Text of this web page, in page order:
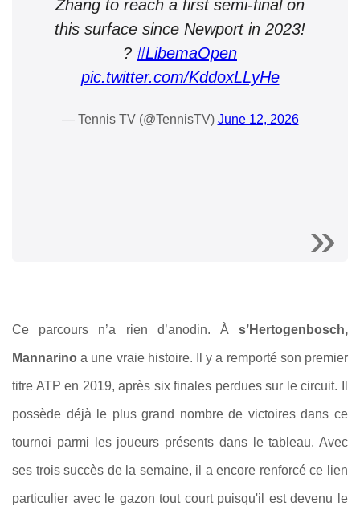
Zhang to reach a first semi-final on
this surface since Newport in 2023!
? #LibemaOpen
pic.twitter.com/KddoxLLyHe
— Tennis TV (@TennisTV) June 12, 2026
Ce parcours n’a rien d’anodin. À s’Hertogenbosch,
Mannarino a une vraie histoire. Il y a remporté son premier
titre ATP en 2019, après six finales perdues sur le circuit. Il
possède déjà le plus grand nombre de victoires dans ce
tournoi parmi les joueurs présents dans le tableau. Avec
ses trois succès de la semaine, il a encore renforcé ce lien
particulier avec le gazon tout court puisqu'il est devenu le